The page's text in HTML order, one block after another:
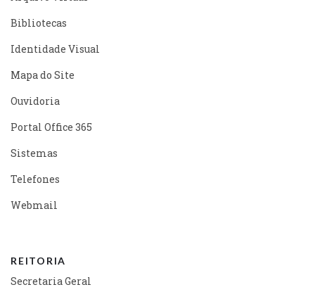
Bibliotecas
Identidade Visual
Mapa do Site
Ouvidoria
Portal Office 365
Sistemas
Telefones
Webmail
REITORIA
Secretaria Geral